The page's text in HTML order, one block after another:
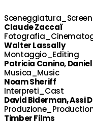
Claude Zaccaï
Walter Lassally
Montaggio_Editing
Patricia Canino,
Musica_Music
Noam Sheriff
Interpreti_Cast
David Biderman, Assi
Timber Films